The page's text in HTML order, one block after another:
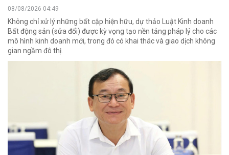
08/08/2026 04:49
Không chỉ xử lý những bất cập hiện hữu, dự thảo Luật Kinh doanh
Bất động sản (sửa đổi) được kỳ vọng tạo nền tảng pháp lý cho các
mô hình kinh doanh mới, trong đó có khai thác và giao dịch không
gian ngầm đô thị.